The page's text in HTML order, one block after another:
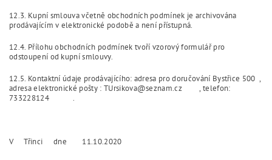
12.3. Kupní smlouva včetně obchodních podmínek je archivována
prodávajícím v elektronické podobě a není přístupná.
12.4. Přílohu obchodních podmínek tvoří vzorový formulář pro
odstoupení od kupní smlouvy.
12.5. Kontaktní údaje prodávajícího: adresa pro doručování Bystřice 500 ,
adresa elektronické pošty : TUrsikova@seznam.cz , telefon:
733228124 .
V Třinci dne 11.10.2020